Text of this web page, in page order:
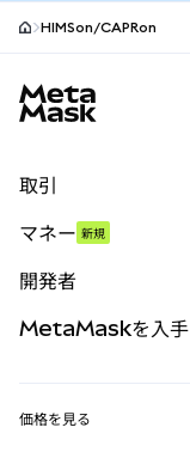
HIMSon/CAPRon
取引
パーペチュアル
RWA
マネー 新規
開発者
MetaMaskを入手
価格を見る